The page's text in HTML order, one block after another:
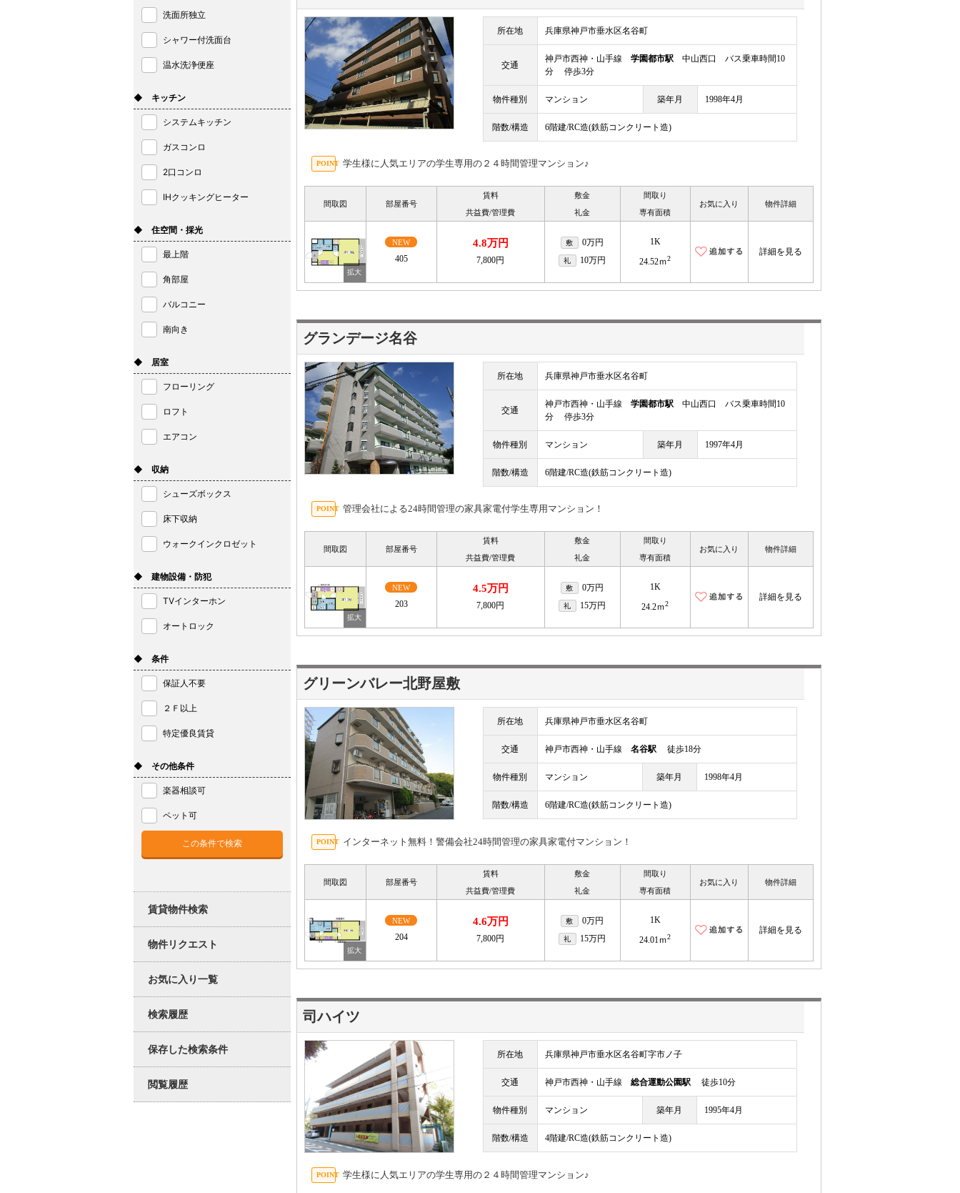
所在地 兵庫県神戸市垂水区名谷町
交通
神戸市西神・山手線 学園都市駅中山西口 バス乗車時間10
分 停歩3分
物件種別 マンション 築年月 1998年4月
階数/構造 6階建/RC造(鉄筋コンクリート造)
学生様に人気エリアの学生専用の２４時間管理マンション♪
間取図 部屋番号
賃料
共益費/管理費
敷金
礼金
間取り
専有面積
お気に入り 物件詳細
NEW
405
4.8万円
7,800円
敷 0万円
礼 10万円
1K
24.52ｍ2
詳細を見る
グランデージ名谷
所在地 兵庫県神戸市垂水区名谷町
交通
神戸市西神・山手線 学園都市駅中山西口 バス乗車時間10
分 停歩3分
物件種別 マンション 築年月 1997年4月
階数/構造 6階建/RC造(鉄筋コンクリート造)
管理会社による24時間管理の家具家電付学生専用マンション！
間取図 部屋番号
賃料
共益費/管理費
敷金
礼金
間取り
専有面積
お気に入り 物件詳細
NEW
203
4.5万円
7,800円
敷 0万円
礼 15万円
1K
24.2ｍ2
詳細を見る
グリーンバレー北野屋敷
所在地 兵庫県神戸市垂水区名谷町
交通 神戸市西神・山手線 名谷駅徒歩18分
物件種別 マンション 築年月 1998年4月
階数/構造 6階建/RC造(鉄筋コンクリート造)
インターネット無料！警備会社24時間管理の家具家電付マンション！
間取図 部屋番号
賃料
共益費/管理費
敷金
礼金
間取り
専有面積
お気に入り 物件詳細
NEW
204
4.6万円
7,800円
敷 0万円
礼 15万円
1K
24.01ｍ2
詳細を見る
司ハイツ
所在地 兵庫県神戸市垂水区名谷町字市ノ子
交通 神戸市西神・山手線 総合運動公園駅徒歩10分
物件種別 マンション 築年月 1995年4月
階数/構造 4階建/RC造(鉄筋コンクリート造)
学生様に人気エリアの学生専用の２４時間管理マンション♪
洗面所独立
シャワー付洗面台
温水洗浄便座
◆ キッチン
システムキッチン
ガスコンロ
2口コンロ
IHクッキングヒーター
◆ 住空間・採光
最上階
角部屋
バルコニー
南向き
◆ 居室
フローリング
ロフト
エアコン
◆ 収納
シューズボックス
床下収納
ウォークインクロゼット
◆ 建物設備・防犯
TVインターホン
オートロック
◆ 条件
保証人不要
２Ｆ以上
特定優良賃貸
◆ その他条件
楽器相談可
ペット可
賃貸物件検索
物件リクエスト
お気に入り一覧
検索履歴
保存した検索条件
閲覧履歴